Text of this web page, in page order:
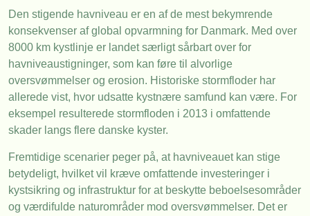
Den stigende havniveau er en af de mest bekymrende
konsekvenser af global opvarmning for Danmark. Med over
8000 km kystlinje er landet særligt sårbart over for
havniveaustigninger, som kan føre til alvorlige
oversvømmelser og erosion. Historiske stormfloder har
allerede vist, hvor udsatte kystnære samfund kan være. For
eksempel resulterede stormfloden i 2013 i omfattende
skader langs flere danske kyster.
Fremtidige scenarier peger på, at havniveauet kan stige
betydeligt, hvilket vil kræve omfattende investeringer i
kystsikring og infrastruktur for at beskytte beboelsesområder
og værdifulde naturområder mod oversvømmelser. Det er